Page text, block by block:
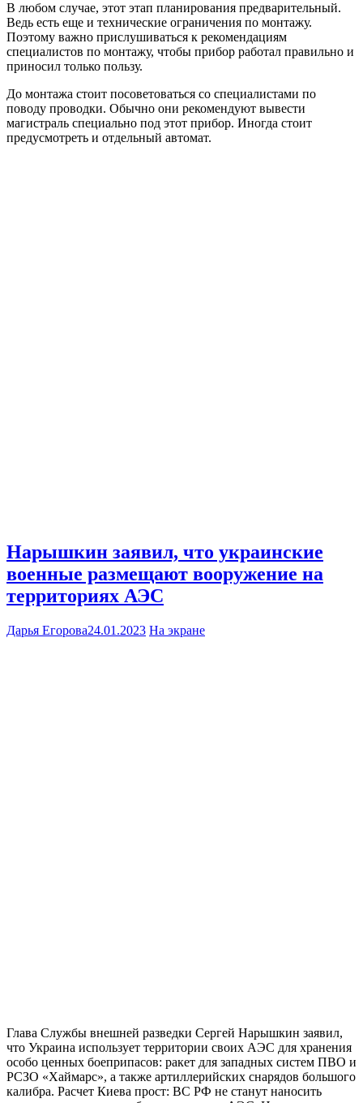
В любом случае, этот этап планирования предварительный.
Ведь есть еще и технические ограничения по монтажу.
Поэтому важно прислушиваться к рекомендациям
специалистов по монтажу, чтобы прибор работал правильно и
приносил только пользу.
До монтажа стоит посоветоваться со специалистами по
поводу проводки. Обычно они рекомендуют вывести
магистраль специально под этот прибор. Иногда стоит
предусмотреть и отдельный автомат.
Нарышкин заявил, что украинские
военные размещают вооружение на
территориях АЭС
Дарья Егорова24.01.2023 На экране
Глава Службы внешней разведки Сергей Нарышкин заявил,
что Украина использует территории своих АЭС для хранения
особо ценных боеприпасов: ракет для западных систем ПВО и
РСЗО «Хаймарс», а также артиллерийских снарядов большого
калибра. Расчет Киева прост: ВС РФ не станут наносить